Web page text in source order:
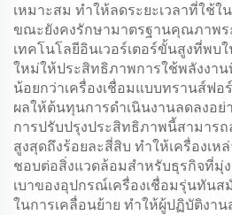
เหมาะสม ทำให้ลดระยะเวลาที่ใช้ใ
ขณะยังคงรักษามาตรฐานคุณภาพร
เทคโนโลยีอินเวอร์เตอร์ขั้นสูงที่พบ
ใหม่ให้ประสิทธิภาพการใช้พลังงาน
น้อยกว่าเครื่องเชื่อมแบบทรานส์ฟอ
ผลให้ต้นทุนการดำเนินงานลดลงอย่
การปรับปรุงประสิทธิภาพนี้สามารถ
สูงสุดถึงร้อยละสี่สิบ ทำให้เครื่องเห
ชอบต่อสิ่งแวดล้อมสำหรับธุรกิจที่มุ่
เบาของอุปกรณ์เครื่องเชื่อมรุ่นทัน
ในการเคลื่อนย้าย ทำให้ผู้ปฏิบัติงา